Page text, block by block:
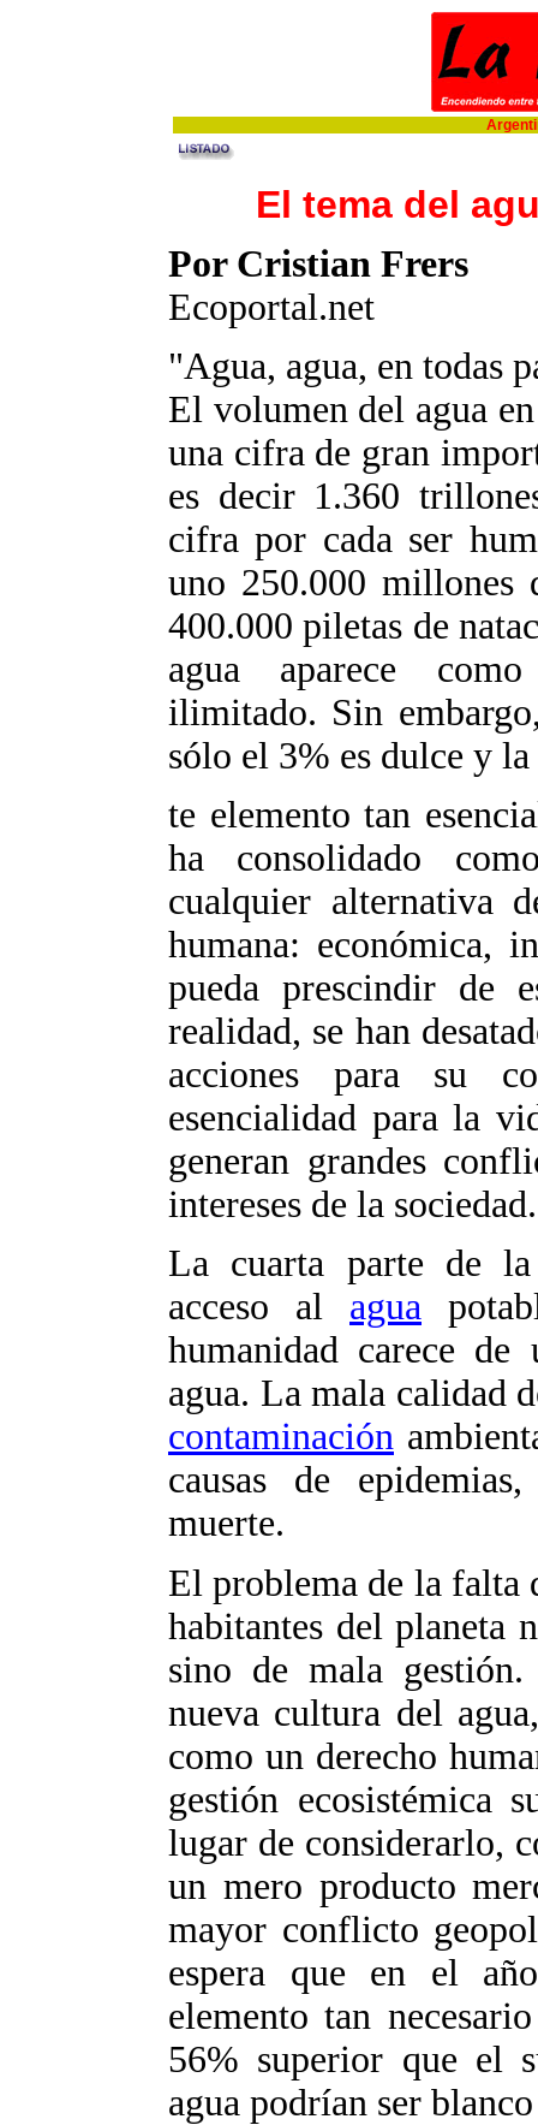
El tema del
Por Cristian Frers
Ecoportal.net
"Agua, agua, en todas
El volumen del agua
una cifra de gran
es decir 1.360
cifra por cada ser
uno 250.000
400.000 piletas de
agua aparece
ilimitado. Sin
sólo el 3% es dulce y
te elemento tan
ha consolidado
cualquier alternativa
humana: económica,
pueda prescindir de
realidad, se han
acciones para su
esencialidad para la
generan grandes
intereses de la sociedad.
La cuarta parte de
acceso al agua
humanidad carece de
agua. La mala calidad
contaminación
causas de
muerte.
El problema de la falta
habitantes del planeta
sino de mala gestión.
nueva cultura del
como un derecho
gestión ecosistémica
lugar de considerarlo,
un mero producto
mayor conflicto
espera que en el
elemento tan
56% superior que el
agua podrían ser